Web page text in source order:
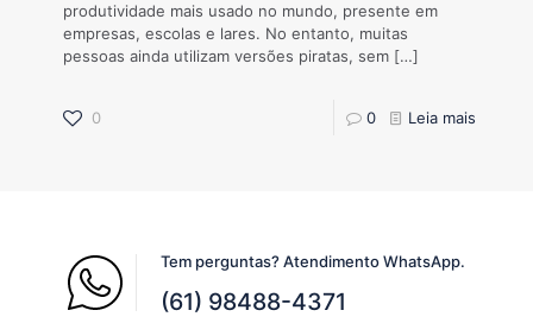
produtividade mais usado no mundo, presente em
empresas, escolas e lares. No entanto, muitas
pessoas ainda utilizam versões piratas, sem […]
0 0 Leia mais
Tem perguntas? Atendimento WhatsApp.
(61) 98488-4371